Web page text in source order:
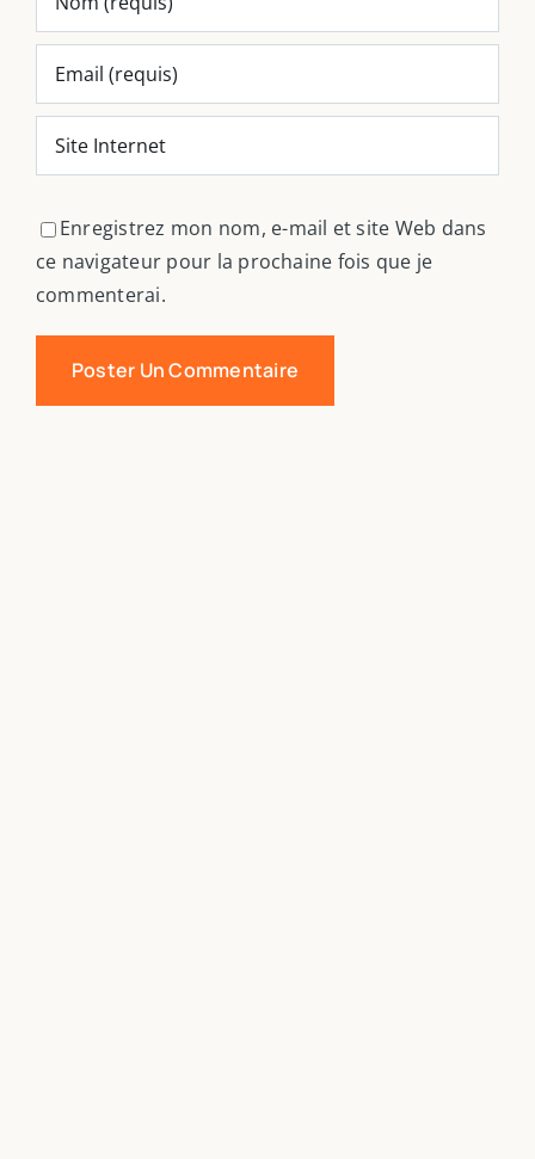
Enregistrez mon nom, e-mail et site Web dans
ce navigateur pour la prochaine fois que je
commenterai.